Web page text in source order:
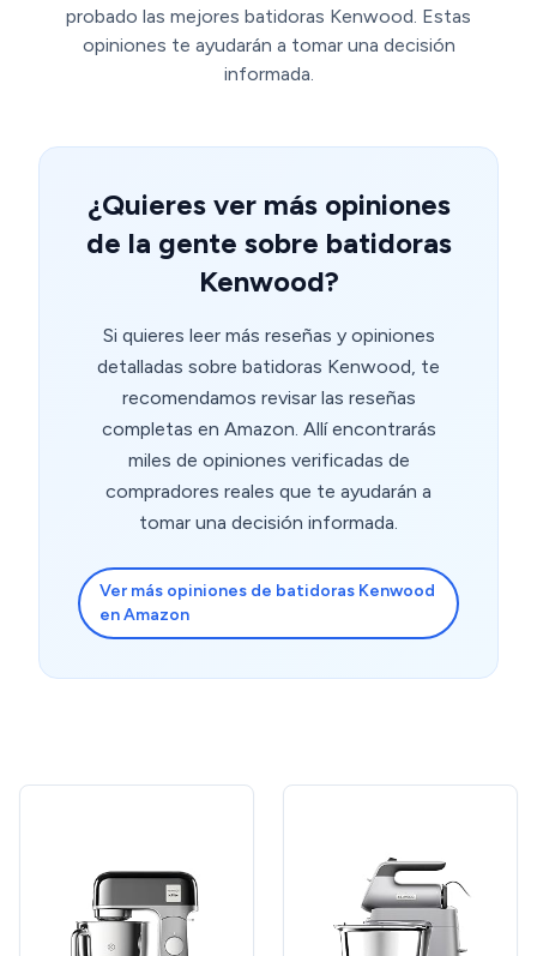
probado las mejores batidoras Kenwood. Estas
opiniones te ayudarán a tomar una decisión
informada.
¿Quieres ver más opiniones
de la gente sobre batidoras
Kenwood?
Si quieres leer más reseñas y opiniones
detalladas sobre batidoras Kenwood, te
recomendamos revisar las reseñas
completas en Amazon. Allí encontrarás
miles de opiniones verificadas de
compradores reales que te ayudarán a
tomar una decisión informada.
Ver más opiniones de batidoras Kenwood
en Amazon